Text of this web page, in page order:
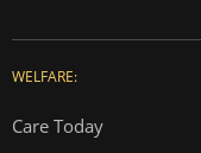
WELFARE:
Care Today